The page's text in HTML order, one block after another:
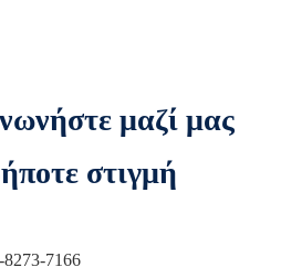
μαζί μας
στιγμή
8273-7166